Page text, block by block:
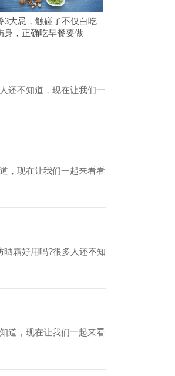
3大忌，触碰了不仅白吃
身，正确吃早餐要做
还不知道，现在让我们一
，现在让我们一起来看看
霜好用吗?很多人还不知
道，现在让我们一起来看